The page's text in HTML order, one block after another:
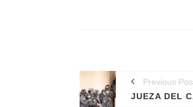
Previous